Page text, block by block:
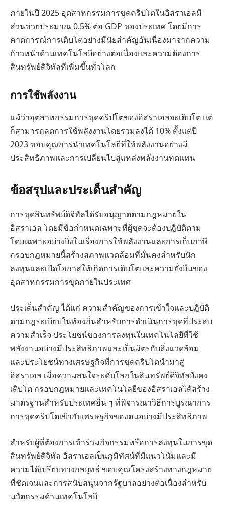
ภายในปี 2025 อุตสาหกรรมการขุดคริปโตในอิสราเอลมี
ส่วนช่วยประมาณ 0.5% ต่อ GDP ของประเทศ โดยมีการ
คาดการณ์การเติบโตอย่างมีนัยสำคัญอันเนื่องมาจากความ
ก้าวหน้าด้านเทคโนโลยีอย่างต่อเนื่องและความต้องการ
สินทรัพย์ดิจิทัลที่เพิ่มขึ้นทั่วโลก
การใช้พลังงาน
แม้ว่าอุตสาหกรรมการขุดคริปโตของอิสราเอลจะเติบโต แต่
ก็สามารถลดการใช้พลังงานโดยรวมลงได้ 10% ตั้งแต่ปี
2023 ขอบคุณการนำเทคโนโลยีที่ใช้พลังงานอย่างมี
ประสิทธิภาพและการเปลี่ยนไปสู่แหล่งพลังงานทดแทน
ข้อสรุปและประเด็นสำคัญ
การขุดสินทรัพย์ดิจิทัลได้รับอนุญาตตามกฎหมายใน
อิสราเอล โดยมีข้อกำหนดเฉพาะที่ผู้ขุดจะต้องปฏิบัติตาม
โดยเฉพาะอย่างยิ่งในเรื่องการใช้พลังงานและการเก็บภาษี
กรอบกฎหมายนี้สร้างสภาพแวดล้อมที่มั่นคงสำหรับนัก
ลงทุนและเปิดโอกาสให้เกิดการเติบโตและความยั่งยืนของ
อุตสาหกรรมการขุดภายในประเทศ
ประเด็นสำคัญ ได้แก่ ความสำคัญของการเข้าใจและปฏิบัติ
ตามกฎระเบียบในท้องถิ่นสำหรับการดำเนินการขุดที่ประสบ
ความสำเร็จ ประโยชน์ของการลงทุนในเทคโนโลยีที่ใช้
พลังงานอย่างมีประสิทธิภาพและเป็นมิตรกับสิ่งแวดล้อม
และประโยชน์ทางเศรษฐกิจที่การขุดคริปโตนำมาสู่
อิสราเอล เมื่อความสนใจระดับโลกในสินทรัพย์ดิจิทัลยังคง
เติบโต กรอบกฎหมายและเทคโนโลยีของอิสราเอลได้สร้าง
มาตรฐานสำหรับประเทศอื่น ๆ ที่พิจารณาวิธีการบูรณาการ
การขุดคริปโตเข้ากับเศรษฐกิจของตนอย่างมีประสิทธิภาพ
สำหรับผู้ที่ต้องการเข้าร่วมกิจกรรมหรือการลงทุนในการขุด
สินทรัพย์ดิจิทัล อิสราเอลเป็นภูมิทัศน์ที่มีแนวโน้มและมี
ความได้เปรียบทางกลยุทธ์ ขอบคุณโครงสร้างทางกฎหมาย
ที่ชัดเจนและการสนับสนุนจากรัฐบาลอย่างต่อเนื่องสำหรับ
นวัตกรรมด้านเทคโนโลยี